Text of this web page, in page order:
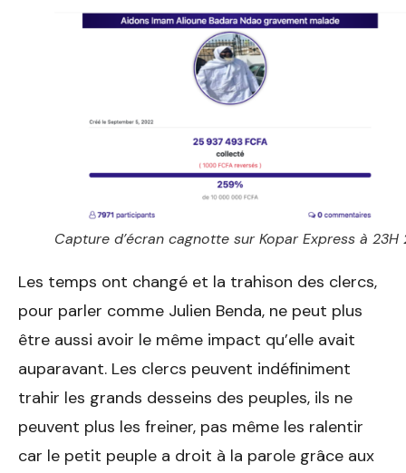
Capture d’écran cagnotte sur Kopar Express à 23H
Les temps ont changé et la trahison des clercs,
pour parler comme Julien Benda, ne peut plus
être aussi avoir le même impact qu’elle avait
auparavant. Les clercs peuvent indéfiniment
trahir les grands desseins des peuples, ils ne
peuvent plus les freiner, pas même les ralentir
car le petit peuple a droit à la parole grâce aux